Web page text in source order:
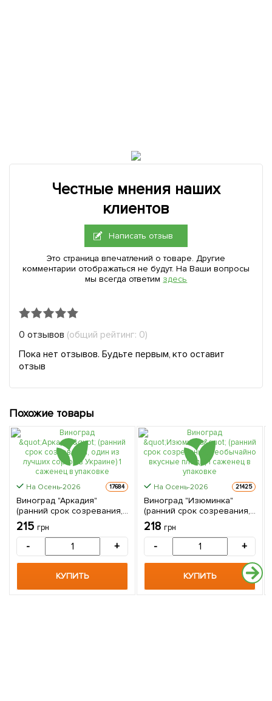
Честные мнения наших
клиентов
Написать отзыв
Это страница впечатлений о товаре. Другие
комментарии отображаться не будут. На Ваши вопросы
мы всегда ответим здесь
0 отзывов (общий рейтинг: 0)
Пока нет отзывов. Будьте первым, кто оставит
отзыв
Похожие товары
На Осень-2026 17684
Виноград "Аркадия"
(ранний срок созревания,
один из лучших сортов в
Украине) 1 саженец в
215 грн
- +
КУПИТЬ
На Осень-2026 21425
Виноград "Изюминка"
(ранний срок созревания,
необычайно вкусные
плоды) 1 саженец в
218 грн
- +
КУПИТЬ